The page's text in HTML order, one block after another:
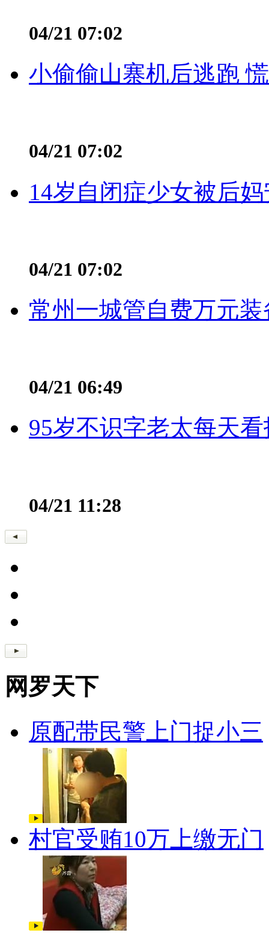
04/21 07:02
小偷偷山寨机后逃跑
04/21 07:02
14岁自闭症少女被后
04/21 07:02
常州一城管自费万元
04/21 06:49
95岁不识字老太每天
04/21 11:28
网罗天下
原配带民警上门捉小三
村官受贿10万上缴无门